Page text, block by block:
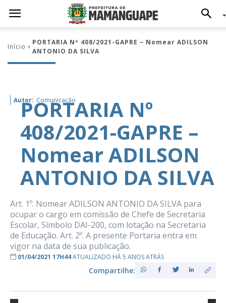
Início
PORTARIA Nº 408/2021-GAPRE – Nomear ADILSON
ANTONIO DA SILVA
Autor: Comunicação
PORTARIA Nº
408/2021-GAPRE –
Nomear ADILSON
ANTONIO DA SILVA
Art. 1º. Nomear ADILSON ANTONIO DA SILVA para
ocupar o cargo em comissão de Chefe de Secretaria
Escolar, Símbolo DAI-200, com lotação na Secretaria
de Educação. Art. 2º. A presente Portaria entra em
vigor na data de sua publicação.
01/04/2021 17H44ATUALIZADO HÁ 5 ANOS ATRÁS
Compartilhe: